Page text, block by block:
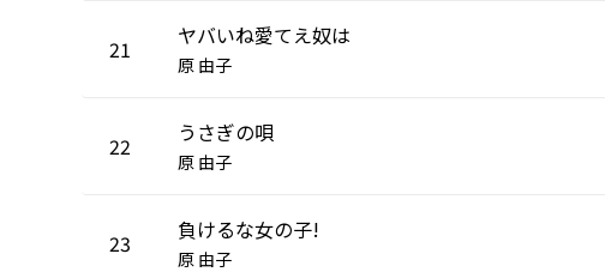
21 ヤバいね愛てえ奴は
原 由子
22 うさぎの唄
原 由子
23 負けるな女の子!
原 由子